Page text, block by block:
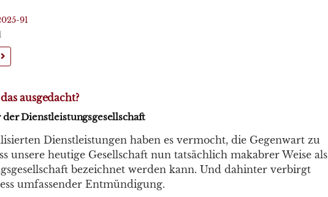
91
ausgedacht?
Dienstleistungsgesellschaft
Dienstleistungen haben es vermocht, die Gegenwart zu
unsere heutige Gesellschaft nun tatsächlich makabrer Weise als
bezeichnet werden kann. Und dahinter verbirgt
umfassender Entmündigung.